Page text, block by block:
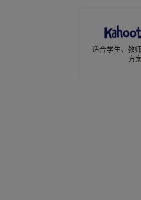
适合学生、教
方